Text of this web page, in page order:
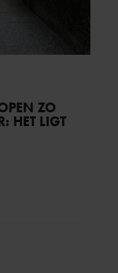
ZO
HET LIGT